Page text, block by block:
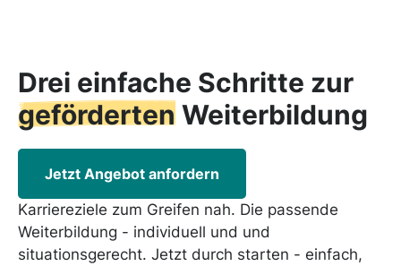
Drei einfache Schritte zur
geförderten Weiterbildung
Jetzt Angebot anfordern
Karriereziele zum Greifen nah. Die passende
Weiterbildung - individuell und und
situationsgerecht. Jetzt durch starten - einfach,